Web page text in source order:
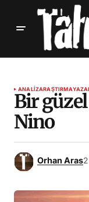
ANALIZARAŞTIRMA
Bir
Nino
Orhan Aras